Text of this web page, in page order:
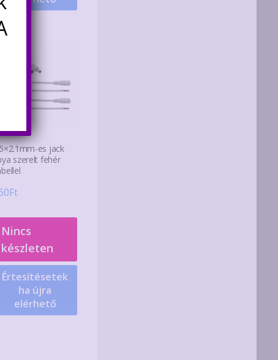
es jack
szerelt fehér
Ft
Nincs
készleten
Értesítésetek
ha újra
elérhető